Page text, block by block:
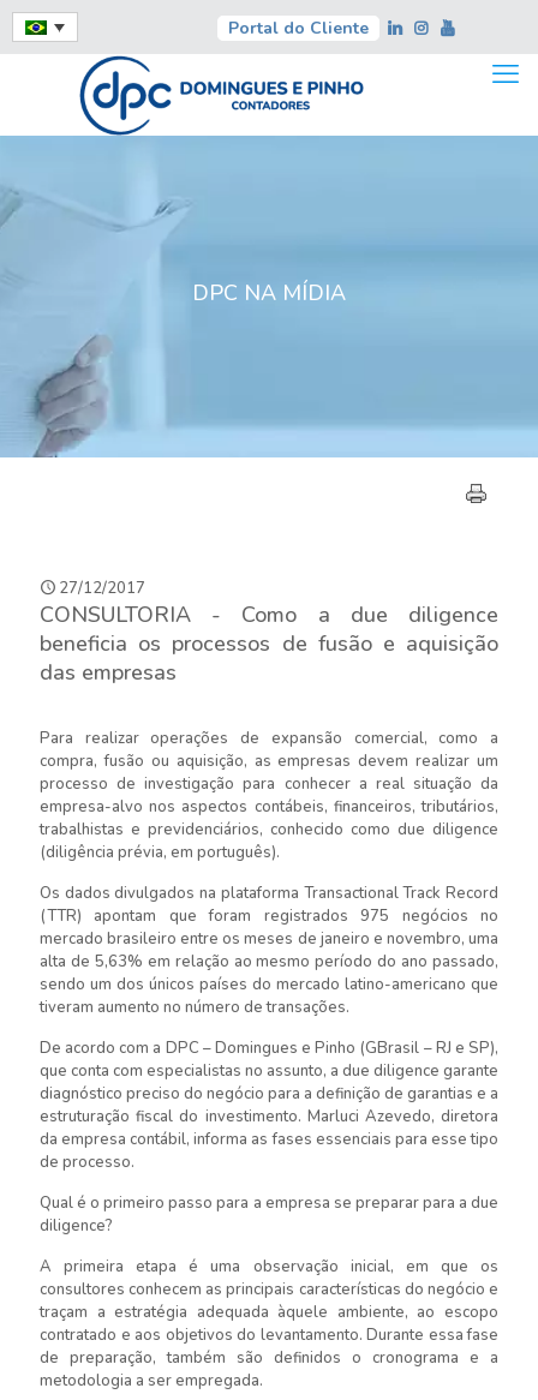
Portal do Cliente
DPC NA MÍDIA
27/12/2017
CONSULTORIA - Como a due diligence
beneficia os processos de fusão e aquisição
das empresas
Para realizar operações de expansão comercial, como a
compra, fusão ou aquisição, as empresas devem realizar um
processo de investigação para conhecer a real situação da
empresa-alvo nos aspectos contábeis, financeiros, tributários,
trabalhistas e previdenciários, conhecido como due diligence
(diligência prévia, em português).
Os dados divulgados na plataforma Transactional Track Record
(TTR) apontam que foram registrados 975 negócios no
mercado brasileiro entre os meses de janeiro e novembro, uma
alta de 5,63% em relação ao mesmo período do ano passado,
sendo um dos únicos países do mercado latino-americano que
tiveram aumento no número de transações.
De acordo com a DPC – Domingues e Pinho (GBrasil – RJ e SP),
que conta com especialistas no assunto, a due diligence garante
diagnóstico preciso do negócio para a definição de garantias e a
estruturação fiscal do investimento. Marluci Azevedo, diretora
da empresa contábil, informa as fases essenciais para esse tipo
de processo.
Qual é o primeiro passo para a empresa se preparar para a due
diligence?
A primeira etapa é uma observação inicial, em que os
consultores conhecem as principais características do negócio e
traçam a estratégia adequada àquele ambiente, ao escopo
contratado e aos objetivos do levantamento. Durante essa fase
de preparação, também são definidos o cronograma e a
metodologia a ser empregada.